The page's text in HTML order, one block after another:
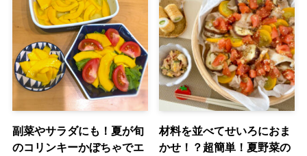
副菜やサラダにも！夏が旬
のコリンキーかぼちゃでエ
材料を並べてせいろにおま
かせ！？超簡単！夏野菜の